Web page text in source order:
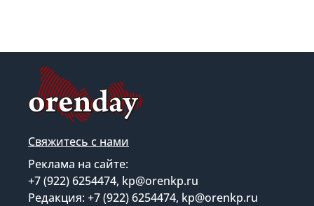
Свяжитесь с нами
Реклама на сайте:
+7 (922) 6254474, kp@orenkp.ru
Редакция: +7 (922) 6254474, kp@orenkp.ru